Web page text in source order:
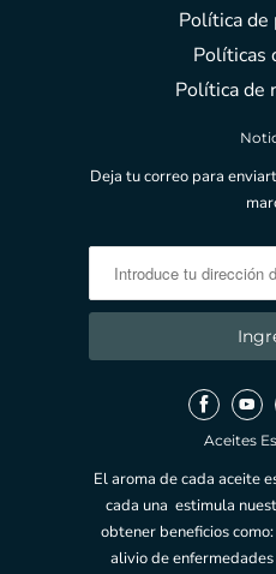
Política de
Políticas
Política de
Deja tu correo para
Aceites
El aroma de cada aceite
cada una estimula
obtener beneficios
alivio de